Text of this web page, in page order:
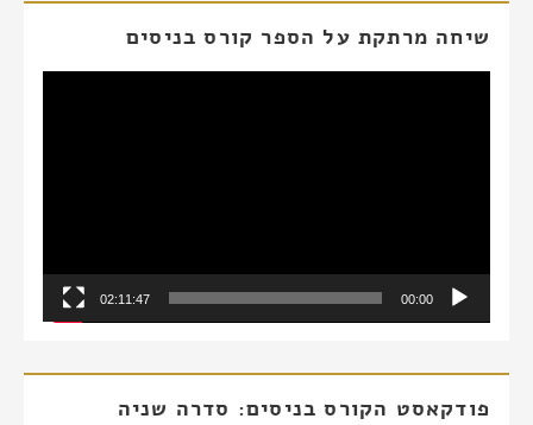
שיחה מרתקת על הספר קורס בניסים
00:00
02:11:47
פודקאסט הקורס בניסים: סדרה שניה